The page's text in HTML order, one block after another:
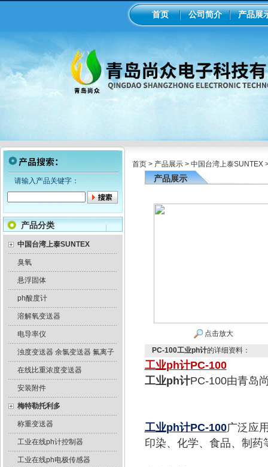
首页 公司简介 产品展
请输入产品关键字：
产品分类
中国台湾上泰SUNTEX
臭氧
悬浮固体
ph酸度计
溶解氧变送器
电导率仪
浊度变送器 余氯变送器 氟离子
在线比重浓度变送器
安装附件
梅特勒托利多
称重变送器
工业在线ph计控制器
工业在线ph电极传感器
首页 > 产品展示 > 中国台湾上泰SUNTEX
产品展示
点击放大
PC-100工业ph计的详细资料：
工业ph计PC-100
工业ph计PC-100由青岛
工业ph计PC-100广泛应
印染、化学、食品、制药